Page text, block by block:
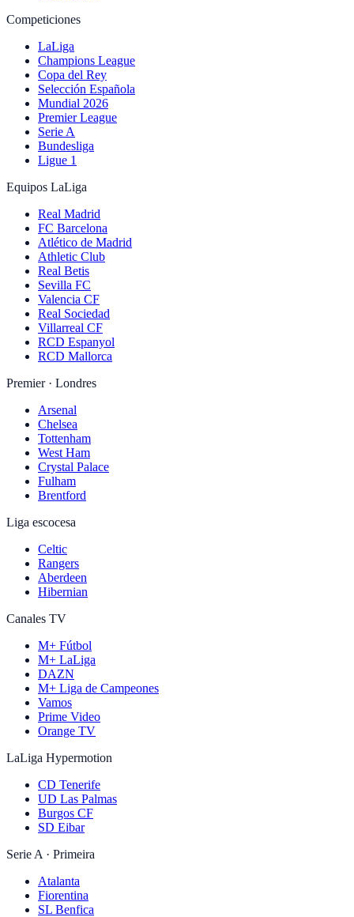
Competiciones
LaLiga
Champions League
Copa del Rey
Selección Española
Mundial 2026
Premier League
Serie A
Bundesliga
Ligue 1
Equipos LaLiga
Real Madrid
FC Barcelona
Atlético de Madrid
Athletic Club
Real Betis
Sevilla FC
Valencia CF
Real Sociedad
Villarreal CF
RCD Espanyol
RCD Mallorca
Premier · Londres
Arsenal
Chelsea
Tottenham
West Ham
Crystal Palace
Fulham
Brentford
Liga escocesa
Celtic
Rangers
Aberdeen
Hibernian
Canales TV
M+ Fútbol
M+ LaLiga
DAZN
M+ Liga de Campeones
Vamos
Prime Video
Orange TV
LaLiga Hypermotion
CD Tenerife
UD Las Palmas
Burgos CF
SD Eibar
Serie A · Primeira
Atalanta
Fiorentina
SL Benfica